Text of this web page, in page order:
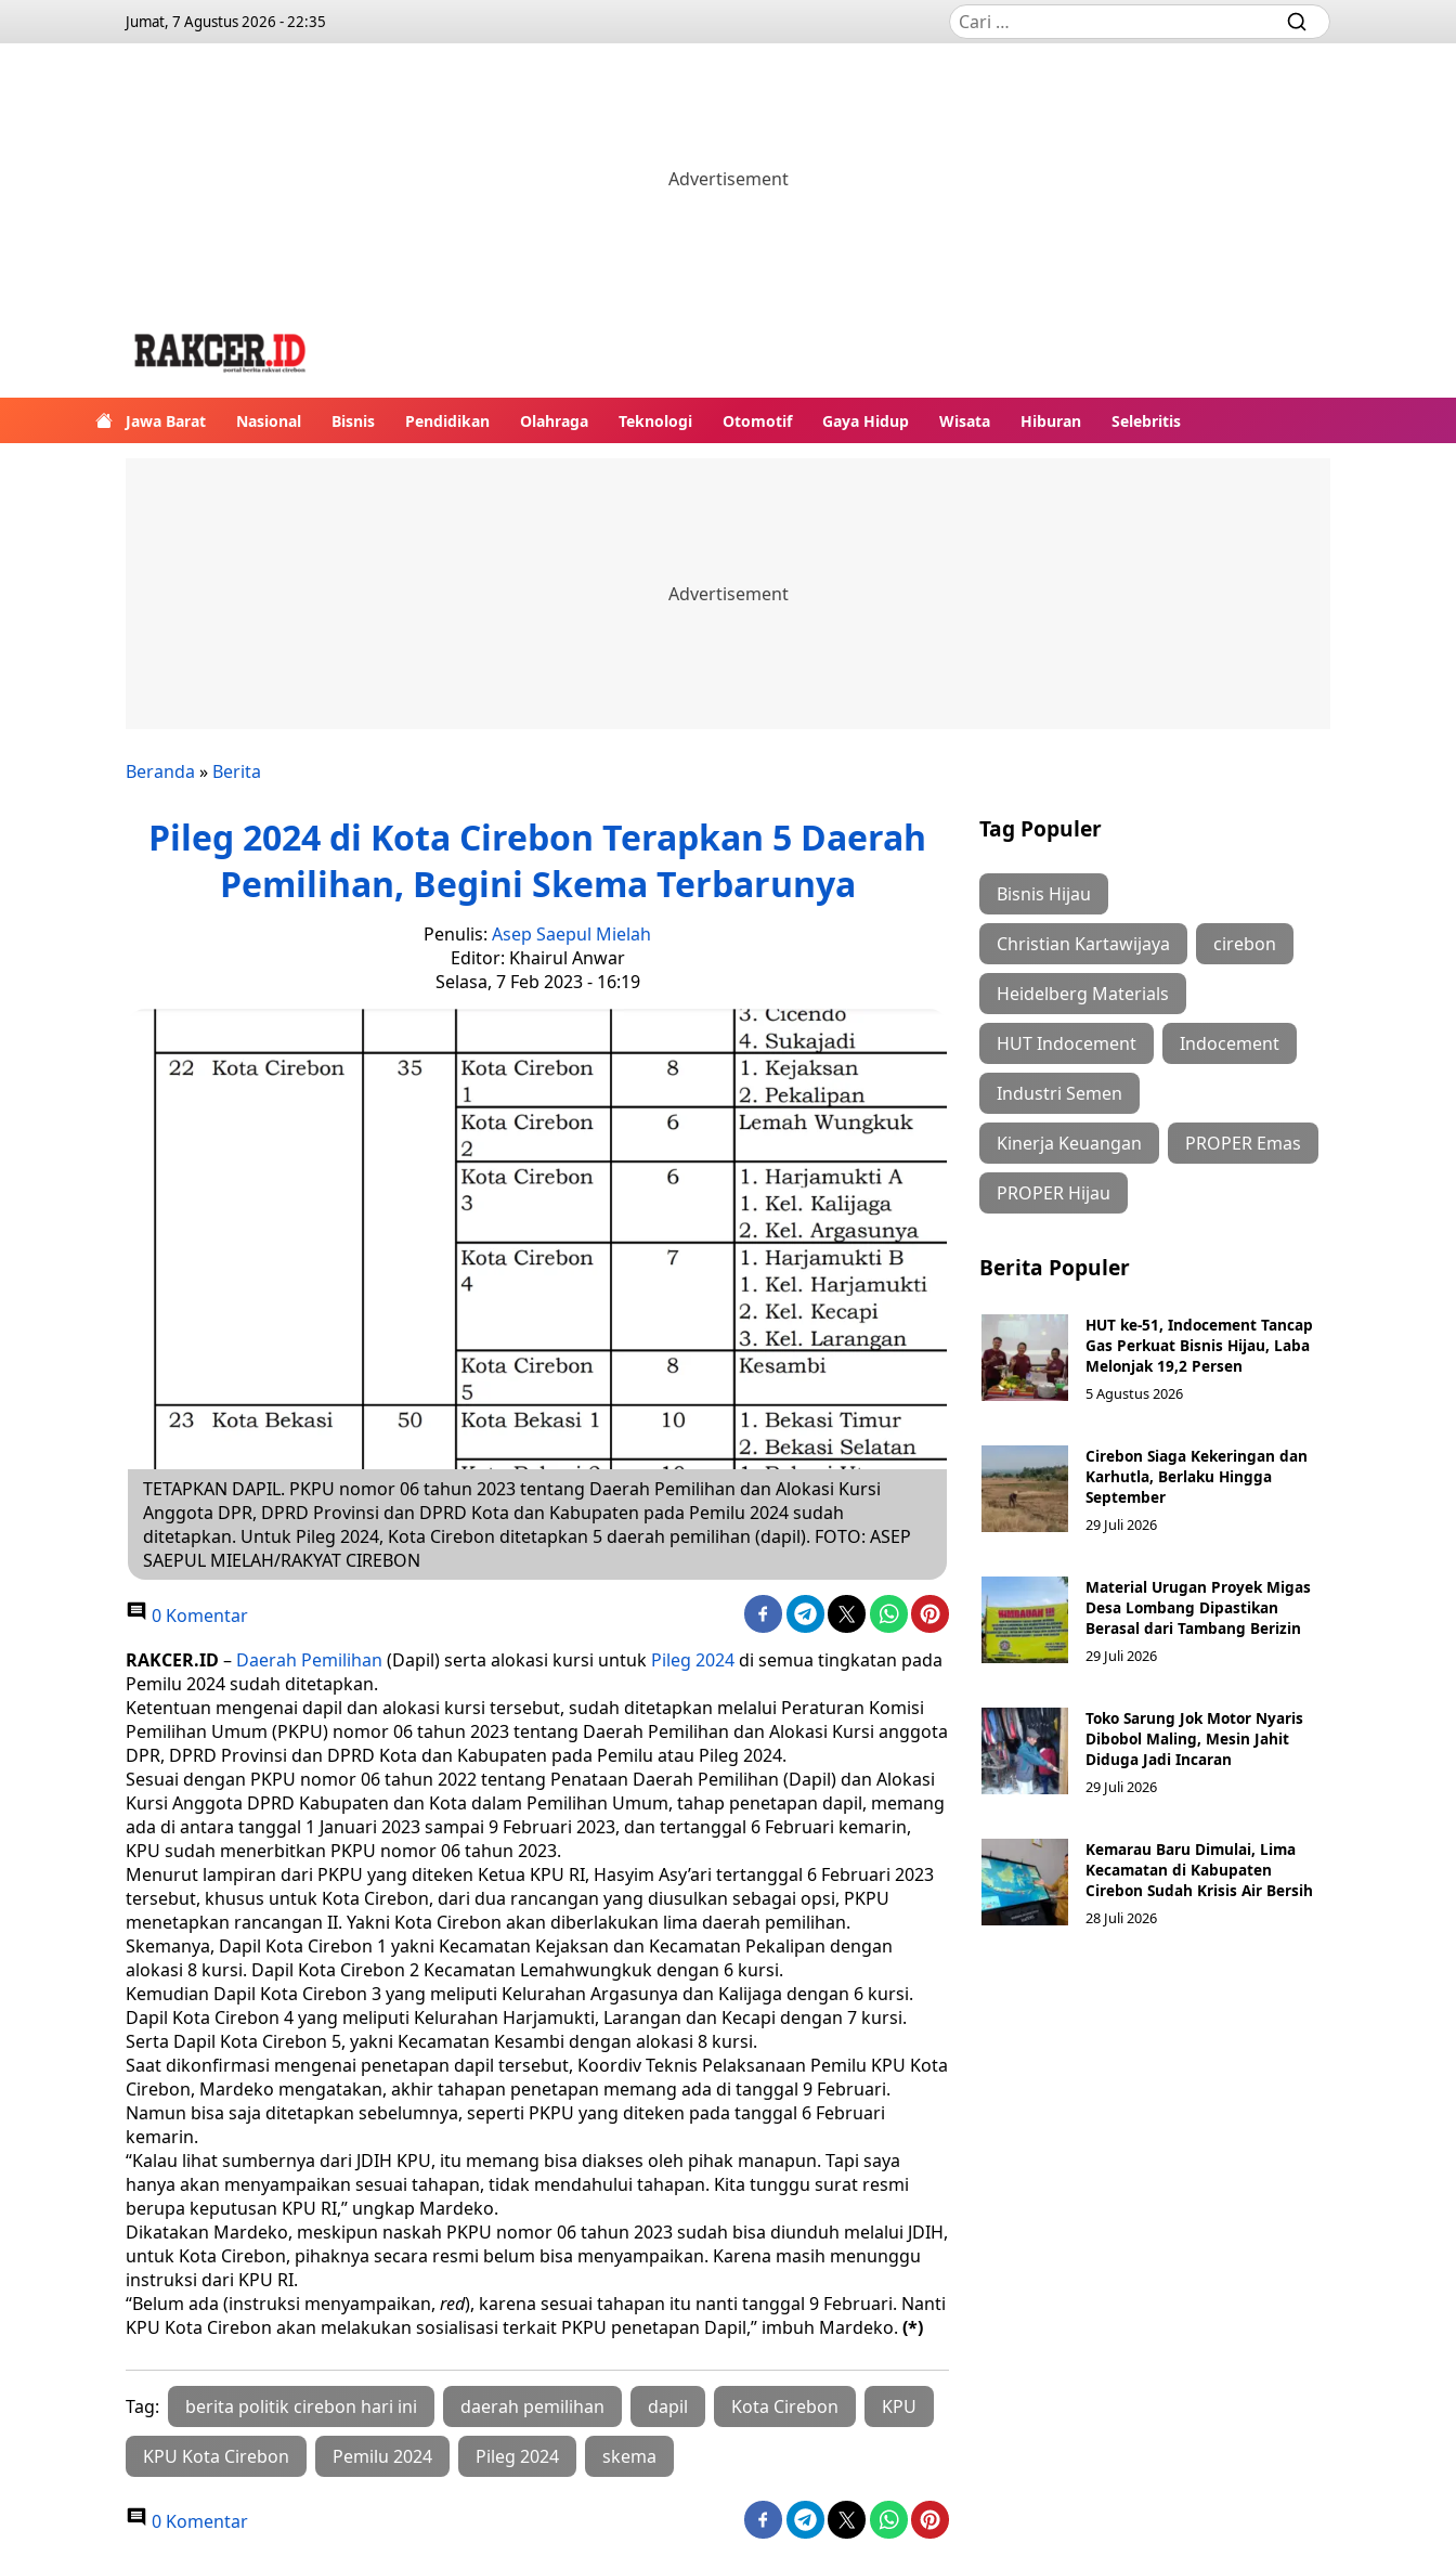
Jumat, 7 Agustus 2026 - 22:35
Jawa Barat Nasional Bisnis Pendidikan Olahraga Teknologi Otomotif Gaya Hidup Wisata Hiburan Selebritis
Beranda » Berita
Pileg 2024 di Kota Cirebon Terapkan 5 Daerah
Pemilihan, Begini Skema Terbarunya
Penulis: Asep Saepul Mielah
Editor: Khairul Anwar
Selasa, 7 Feb 2023 - 16:19
TETAPKAN DAPIL. PKPU nomor 06 tahun 2023 tentang Daerah Pemilihan dan Alokasi Kursi
Anggota DPR, DPRD Provinsi dan DPRD Kota dan Kabupaten pada Pemilu 2024 sudah
ditetapkan. Untuk Pileg 2024, Kota Cirebon ditetapkan 5 daerah pemilihan (dapil). FOTO: ASEP
SAEPUL MIELAH/RAKYAT CIREBON
0 Komentar
RAKCER.ID – Daerah Pemilihan (Dapil) serta alokasi kursi untuk Pileg 2024di semua tingkatan pada
Pemilu 2024 sudah ditetapkan.
Ketentuan mengenai dapil dan alokasi kursi tersebut, sudah ditetapkan melalui Peraturan Komisi
Pemilihan Umum (PKPU) nomor 06 tahun 2023 tentang Daerah Pemilihan dan Alokasi Kursi anggota
DPR, DPRD Provinsi dan DPRD Kota dan Kabupaten pada Pemilu atau Pileg 2024.
Sesuai dengan PKPU nomor 06 tahun 2022 tentang Penataan Daerah Pemilihan (Dapil) dan Alokasi
Kursi Anggota DPRD Kabupaten dan Kota dalam Pemilihan Umum, tahap penetapan dapil, memang
ada di antara tanggal 1 Januari 2023 sampai 9 Februari 2023, dan tertanggal 6 Februari kemarin,
KPU sudah menerbitkan PKPU nomor 06 tahun 2023.
Menurut lampiran dari PKPU yang diteken Ketua KPU RI, Hasyim Asy’ari tertanggal 6 Februari 2023
tersebut, khusus untuk Kota Cirebon, dari dua rancangan yang diusulkan sebagai opsi, PKPU
menetapkan rancangan II. Yakni Kota Cirebon akan diberlakukan lima daerah pemilihan.
Skemanya, Dapil Kota Cirebon 1 yakni Kecamatan Kejaksan dan Kecamatan Pekalipan dengan
alokasi 8 kursi. Dapil Kota Cirebon 2 Kecamatan Lemahwungkuk dengan 6 kursi.
Kemudian Dapil Kota Cirebon 3 yang meliputi Kelurahan Argasunya dan Kalijaga dengan 6 kursi.
Dapil Kota Cirebon 4 yang meliputi Kelurahan Harjamukti, Larangan dan Kecapi dengan 7 kursi.
Serta Dapil Kota Cirebon 5, yakni Kecamatan Kesambi dengan alokasi 8 kursi.
Saat dikonfirmasi mengenai penetapan dapil tersebut, Koordiv Teknis Pelaksanaan Pemilu KPU Kota
Cirebon, Mardeko mengatakan, akhir tahapan penetapan memang ada di tanggal 9 Februari.
Namun bisa saja ditetapkan sebelumnya, seperti PKPU yang diteken pada tanggal 6 Februari
kemarin.
“Kalau lihat sumbernya dari JDIH KPU, itu memang bisa diakses oleh pihak manapun. Tapi saya
hanya akan menyampaikan sesuai tahapan, tidak mendahului tahapan. Kita tunggu surat resmi
berupa keputusan KPU RI,” ungkap Mardeko.
Dikatakan Mardeko, meskipun naskah PKPU nomor 06 tahun 2023 sudah bisa diunduh melalui JDIH,
untuk Kota Cirebon, pihaknya secara resmi belum bisa menyampaikan. Karena masih menunggu
instruksi dari KPU RI.
“Belum ada (instruksi menyampaikan, red), karena sesuai tahapan itu nanti tanggal 9 Februari. Nanti
KPU Kota Cirebon akan melakukan sosialisasi terkait PKPU penetapan Dapil,” imbuh Mardeko. (*)
Tag: berita politik cirebon hari ini daerah pemilihan dapil Kota Cirebon KPU
KPU Kota Cirebon Pemilu 2024 Pileg 2024 skema
0 Komentar
Tag Populer
Bisnis Hijau
Christian Kartawijaya cirebon
Heidelberg Materials
HUT Indocement Indocement
Industri Semen
Kinerja Keuangan PROPER Emas
PROPER Hijau
Berita Populer
HUT ke-51, Indocement Tancap
Gas Perkuat Bisnis Hijau, Laba
Melonjak 19,2 Persen
5 Agustus 2026
Cirebon Siaga Kekeringan dan
Karhutla, Berlaku Hingga
September
29 Juli 2026
Material Urugan Proyek Migas
Desa Lombang Dipastikan
Berasal dari Tambang Berizin
29 Juli 2026
Toko Sarung Jok Motor Nyaris
Dibobol Maling, Mesin Jahit
Diduga Jadi Incaran
29 Juli 2026
Kemarau Baru Dimulai, Lima
Kecamatan di Kabupaten
Cirebon Sudah Krisis Air Bersih
28 Juli 2026